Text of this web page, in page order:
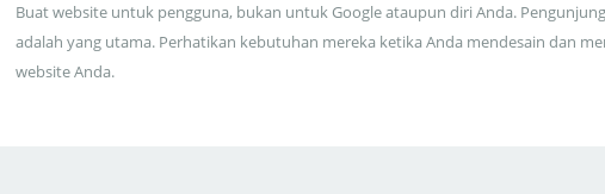
Buat website untuk pengguna, bukan untuk Google ataupun diri Anda.
adalah yang utama. Perhatikan kebutuhan mereka ketika Anda mendesain dan
website Anda.